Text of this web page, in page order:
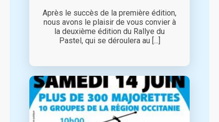
Après le succès de la première édition,
nous avons le plaisir de vous convier à
la deuxième édition du Rallye du
Pastel, qui se déroulera au [...]